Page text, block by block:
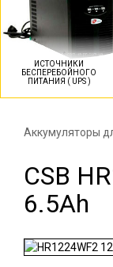
ИСТОЧНИКИ
БЕСПЕРЕБОЙНОГО
ПИТАНИЯ ( UPS )
Аккумуляторы
CSB
6.5Ah